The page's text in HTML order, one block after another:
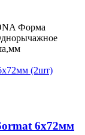
Форма
6х72мм